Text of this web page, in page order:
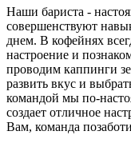
Наши бариста -
совершенствуют
днем. В кофейнях
настроение и
проводим каппинги
развить вкус и
командой мы по-
создает отличное
Вам, команда